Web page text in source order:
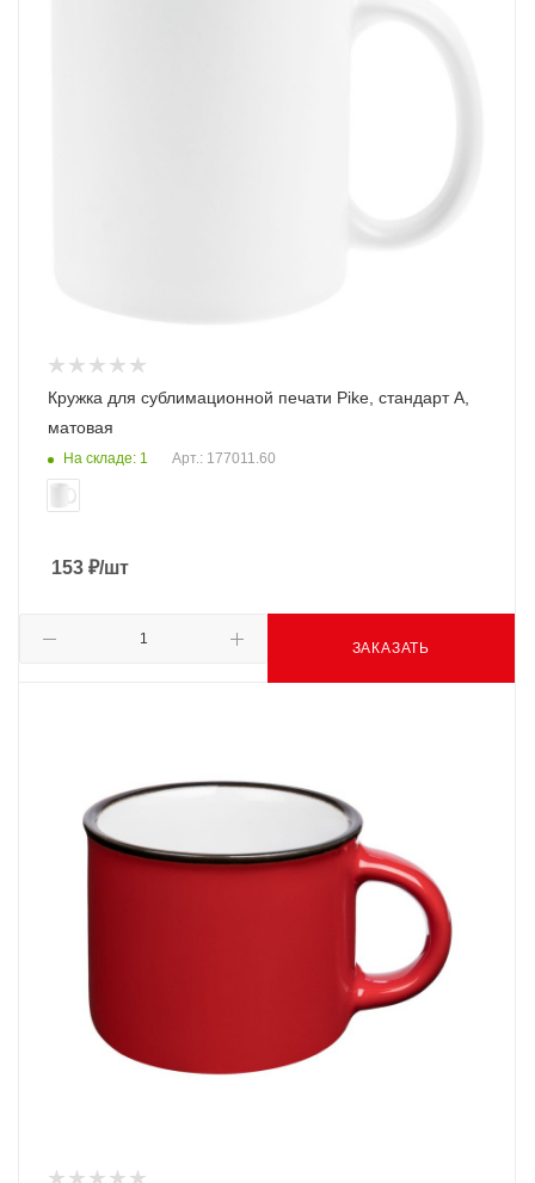
Кружка для сублимационной печати Pike, cтандарт A,
матовая
На складе: 1 Арт.: 177011.60
153 ₽/шт
ЗАКАЗАТЬ